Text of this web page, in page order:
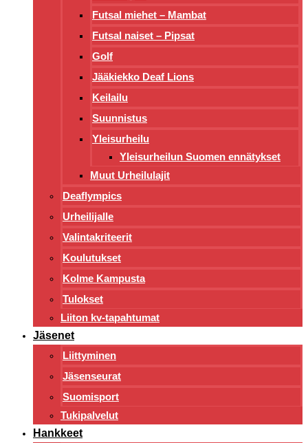
Futsal miehet – Mambat
Futsal naiset – Pipsat
Golf
Jääkiekko Deaf Lions
Keilailu
Suunnistus
Yleisurheilu
Yleisurheilun Suomen ennätykset
Muut Urheilulajit
Deaflympics
Urheilijalle
Valintakriteerit
Koulutukset
Kolme Kampusta
Tulokset
Liiton kv-tapahtumat
Jäsenet
Liittyminen
Jäsenseurat
Suomisport
Tukipalvelut
Hankkeet